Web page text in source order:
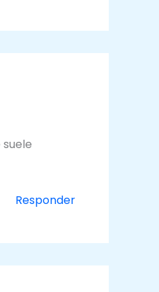
Responder